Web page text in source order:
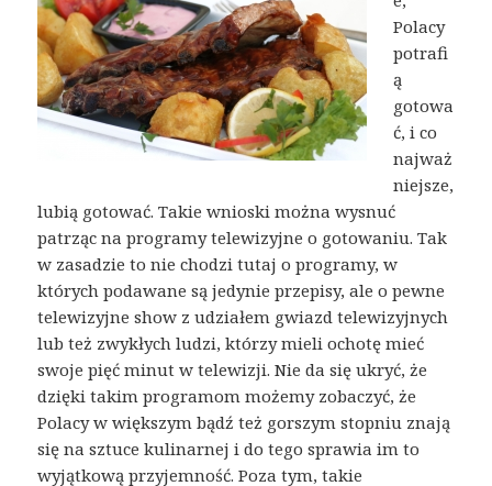
Polacy
potrafi
ą
gotowa
ć, i co
najważ
niejsze,
lubią gotować. Takie wnioski można wysnuć
patrząc na programy telewizyjne o gotowaniu. Tak
w zasadzie to nie chodzi tutaj o programy, w
których podawane są jedynie przepisy, ale o pewne
telewizyjne show z udziałem gwiazd telewizyjnych
lub też zwykłych ludzi, którzy mieli ochotę mieć
swoje pięć minut w telewizji. Nie da się ukryć, że
dzięki takim programom możemy zobaczyć, że
Polacy w większym bądź też gorszym stopniu znają
się na sztuce kulinarnej i do tego sprawia im to
wyjątkową przyjemność. Poza tym, takie